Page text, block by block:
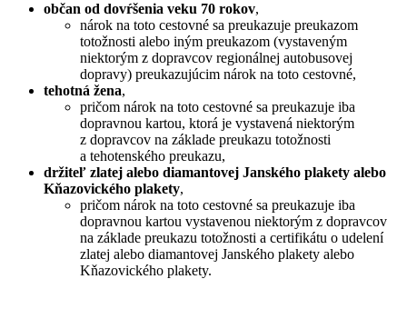
občan od dovŕšenia veku 70 rokov,
nárok na toto cestovné sa preukazuje preukazom
totožnosti alebo iným preukazom (vystaveným
niektorým z dopravcov regionálnej autobusovej
dopravy) preukazujúcim nárok na toto cestovné,
tehotná žena,
pričom nárok na toto cestovné sa preukazuje iba
dopravnou kartou, ktorá je vystavená niektorým
z dopravcov na základe preukazu totožnosti
a tehotenského preukazu,
držiteľ zlatej alebo diamantovej Janského plakety alebo
Kňazovického plakety,
pričom nárok na toto cestovné sa preukazuje iba
dopravnou kartou vystavenou niektorým z dopravcov
na základe preukazu totožnosti a certifikátu o udelení
zlatej alebo diamantovej Janského plakety alebo
Kňazovického plakety.